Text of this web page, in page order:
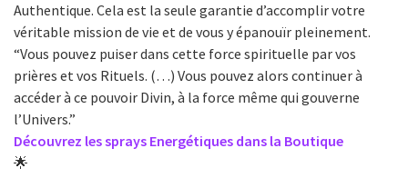
Authentique. Cela est la seule garantie d’accomplir votre
véritable mission de vie et de vous y épanouïr pleinement.
“Vous pouvez puiser dans cette force spirituelle par vos
prières et vos Rituels. (…) Vous pouvez alors continuer à
accéder à ce pouvoir Divin, à la force même qui gouverne
l’Univers.”
Découvrez les sprays Energétiques dans la Boutique
🌟